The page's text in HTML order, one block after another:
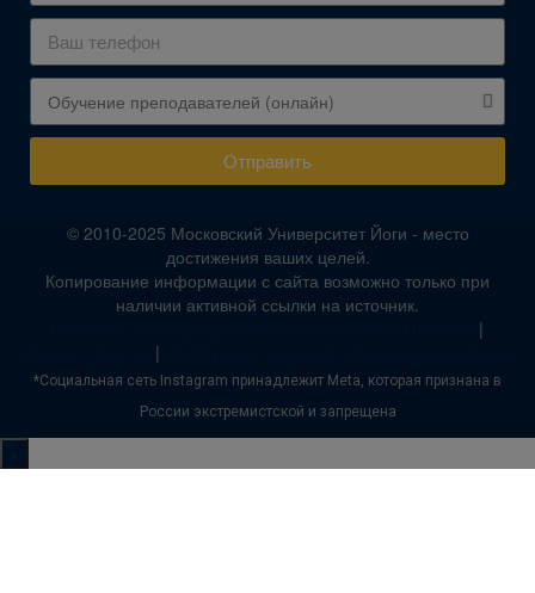
Отправить
© 2010-2025 Московский Университет Йоги - место
достижения ваших целей.
Копирование информации с сайта возможно только при
наличии активной ссылки на источник.
|
|
*Социальная сеть Instagram принадлежит Meta, которая признана в
России экстремистской и запрещена
×